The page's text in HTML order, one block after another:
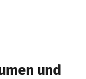
und